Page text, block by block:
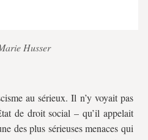
Husser
au sérieux. Il n’y voyait pas
de droit social – qu’il appelait
des plus sérieuses menaces qui